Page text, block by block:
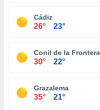
Cádiz
26° 23°
Conil de la Frontera
30° 22°
Grazalema
35° 21°